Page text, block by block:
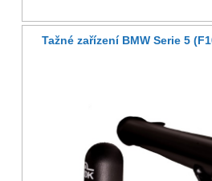
Tažné zařízení BMW Serie 5